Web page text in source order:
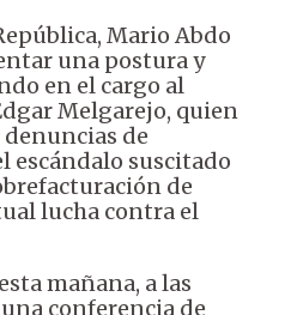
Mario Abdo
una postura y
en el cargo al
Melgarejo, quien
denuncias de
escándalo suscitado
de
lucha contra el
mañana, a las
conferencia de